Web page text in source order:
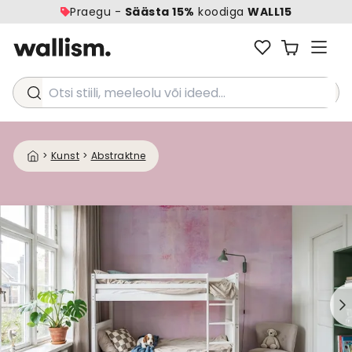
Praegu - Säästa 15% koodiga WALL15
Otsi stiili, meeleolu või ideed...
> Kunst > Abstraktne